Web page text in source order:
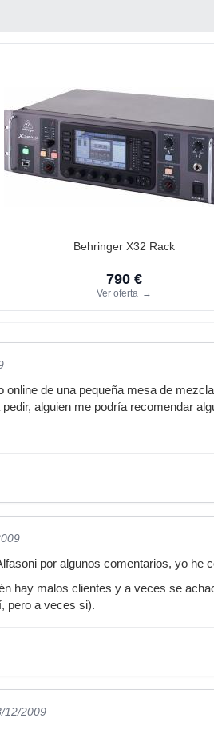
Behringer X32 Rack
790 €
Ver oferta →
online de una pequeña mesa de
alguien me podría recomendar
por algunos comentarios, yo he
hay malos clientes y a veces se
pero a veces si).
12/2009